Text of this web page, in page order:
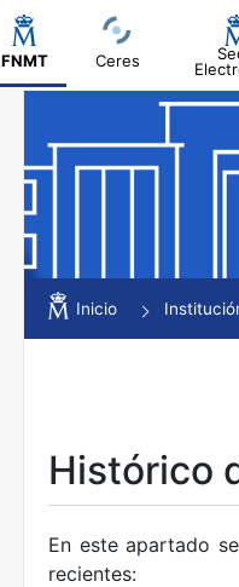
FNMT Ceres
Mostrar/Ocultar
Mostrar/Ocultar
Mostrar/Ocultar
Inicio
Histórico
En este apartado
recientes: